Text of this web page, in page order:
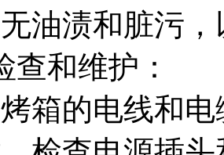
油渍和脏污
查和维护：
箱的电线和